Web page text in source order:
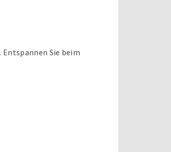
Entspannen Sie beim